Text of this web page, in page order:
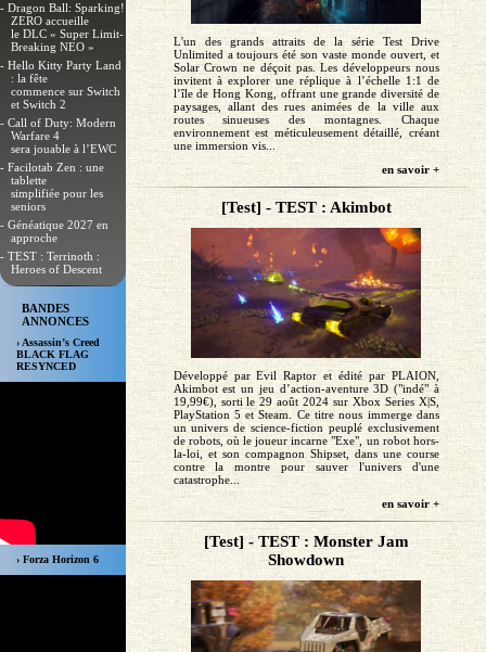
- Dragon Ball: Sparking!
ZERO accueille
le DLC « Super Limit-
Breaking NEO »
- Hello Kitty Party Land
: la fête
commence sur Switch
et Switch 2
- Call of Duty: Modern
Warfare 4
sera jouable à l’EWC
- Facilotab Zen : une
tablette
simplifiée pour les
seniors
- Généatique 2027 en
approche
- TEST : Terrinoth :
Heroes of Descent
BANDES
ANNONCES
› Assassin’s Creed
BLACK FLAG
RESYNCED
› Forza Horizon 6
L'un des grands attraits de la série Test Drive
Unlimited a toujours été son vaste monde ouvert, et
Solar Crown ne déçoit pas. Les développeurs nous
invitent à explorer une réplique à l’échelle 1:1 de
l’île de Hong Kong, offrant une grande diversité de
paysages, allant des rues animées de la ville aux
routes sinueuses des montagnes. Chaque
environnement est méticuleusement détaillé, créant
une immersion vis...
en savoir +
[Test] - TEST : Akimbot
Développé par Evil Raptor et édité par PLAION,
Akimbot est un jeu d’action-aventure 3D ("indé" à
19,99€), sorti le 29 août 2024 sur Xbox Series X|S,
PlayStation 5 et Steam. Ce titre nous immerge dans
un univers de science-fiction peuplé exclusivement
de robots, où le joueur incarne "Exe", un robot hors-
la-loi, et son compagnon Shipset, dans une course
contre la montre pour sauver l'univers d'une
catastrophe...
en savoir +
[Test] - TEST : Monster Jam
Showdown